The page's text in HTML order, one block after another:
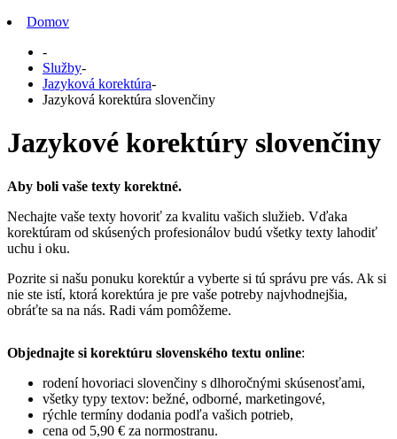
Domov
-
Služby-
Jazyková korektúra-
Jazyková korektúra slovenčiny
Jazykové korektúry slovenčiny
Aby boli vaše texty korektné.
Nechajte vaše texty hovoriť za kvalitu vašich služieb. Vďaka
korektúram od skúsených profesionálov budú všetky texty lahodiť
uchu i oku.
Pozrite si našu ponuku korektúr a vyberte si tú správu pre vás. Ak si
nie ste istí, ktorá korektúra je pre vaše potreby najvhodnejšia,
obráťte sa na nás. Radi vám pomôžeme.
Objednajte si korektúru slovenského textu online:
rodení hovoriaci slovenčiny s dlhoročnými skúsenosťami,
všetky typy textov: bežné, odborné, marketingové,
rýchle termíny dodania podľa vašich potrieb,
cena od 5,90 € za normostranu.